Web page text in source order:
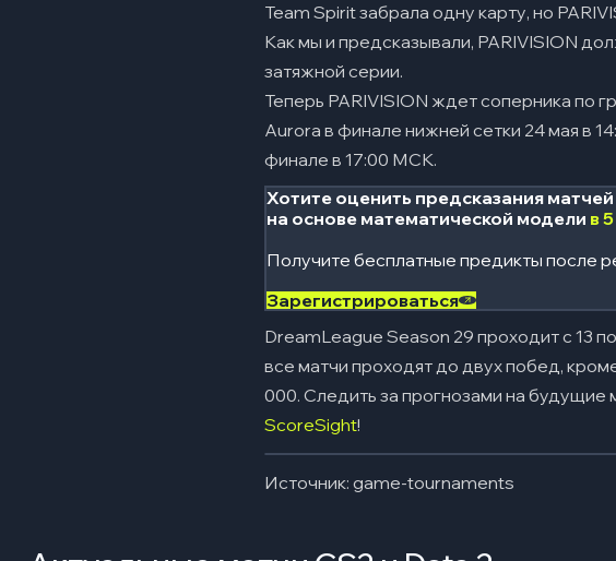
Team Spirit забрала одну карту, но
Как мы и предсказывали, PARIVISION
затяжной серии.
Теперь PARIVISION ждет соперника по
Aurora в финале нижней сетки 24 мая в
финале в 17:00 МСК.
Хотите оценить предсказания матчей
на основе математической модели в
Получите бесплатные предикты после
Зарегистрироваться
DreamLeague Season 29 проходит с 13
все матчи проходят до двух побед,
000. Следить за прогнозами на будущие
ScoreSight!
Источник: game-tournaments